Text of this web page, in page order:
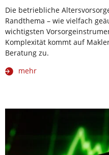
Die betriebliche
Randthema – wie vielfach
wichtigsten
Komplexität kommt auf
Beratung zu.
mehr